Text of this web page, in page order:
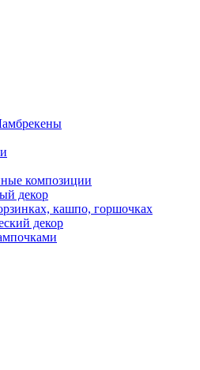
композиции
декор
кашпо, горшочках
декор